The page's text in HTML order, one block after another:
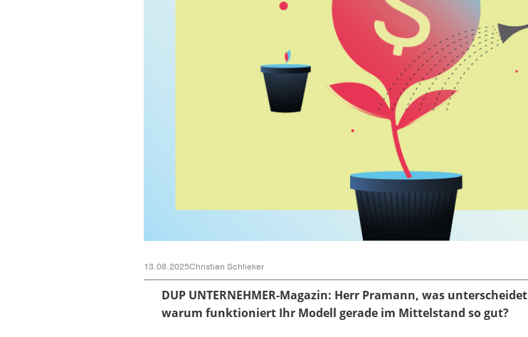
13.08.2025Christian Schlieker
DUP UNTERNEHMER-Magazin: Herr Pramann, was unterscheidet
warum funktioniert Ihr Modell gerade im Mittelstand so gut?